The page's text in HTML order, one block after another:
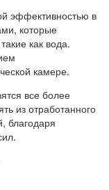
эффективностью в
которые
как вода.
камере.
все более
из отработанного
благодаря